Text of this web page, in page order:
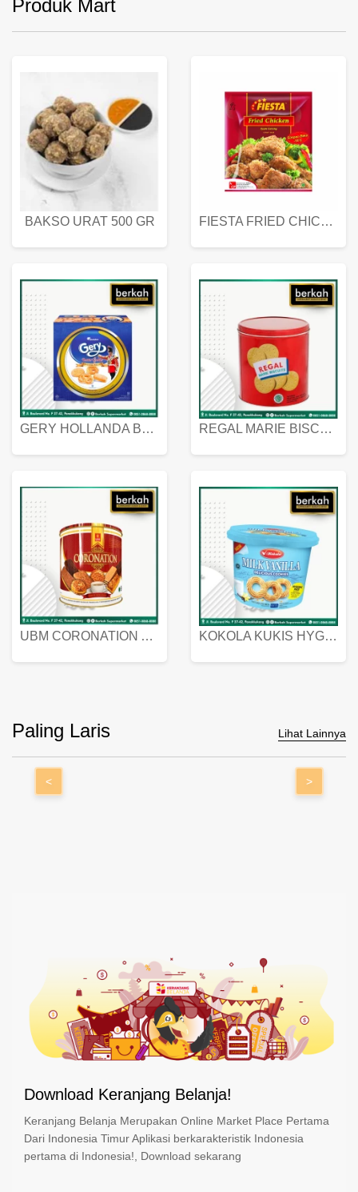
Produk Mart
BAKSO URAT 500 GR FIESTA FRIED CHICKEN 500 GR
GERY HOLLANDA BUTTER COOKIES 450 GRAM REGAL MARIE BISCUIT KALENG 550 GRAM
UBM CORONATION ASSORTED BISKUIT KALENG 450 GRAM KOKOLA KUKIS HYGIENIC MILK VANILLA PACK 320 GR
Paling Laris Lihat Lainnya
< >
Download Keranjang Belanja!
Keranjang Belanja Merupakan Online Market Place Pertama
Dari Indonesia Timur Aplikasi berkarakteristik Indonesia
pertama di Indonesia!, Download sekarang